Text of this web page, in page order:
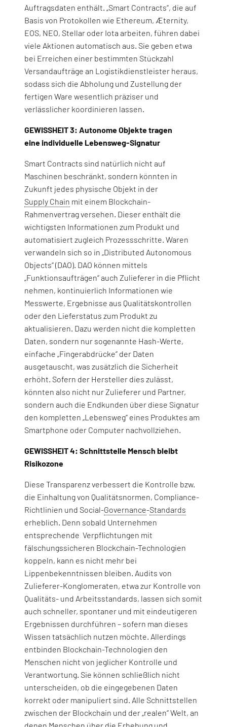
Auftragsdaten enthält. „Smart Contracts“, die auf
Basis von Protokollen wie Ethereum, Æternity,
EOS, NEO, Stellar oder Iota arbeiten, führen dabei
viele Aktionen automatisch aus. Sie geben etwa
bei Erreichen einer bestimmten Stückzahl
Versandaufträge an Logistikdienstleister heraus,
sodass sich die Abholung und Zustellung der
fertigen Ware wesentlich präziser und
verlässlicher koordinieren lassen.
GEWISSHEIT 3: Autonome Objekte tragen
eine individuelle Lebensweg-Signatur
Smart Contracts sind natürlich nicht auf
Maschinen beschränkt, sondern könnten in
Zukunft jedes physische Objekt in der
Supply Chain mit einem Blockchain-
Rahmenvertrag versehen. Dieser enthält die
wichtigsten Informationen zum Produkt und
automatisiert zugleich Prozessschritte. Waren
verwandeln sich so in „Distributed Autonomous
Objects“ (DAO). DAO können mittels
„Funktionsaufträgen“ auch Zulieferer in die Pflicht
nehmen, kontinuierlich Informationen wie
Messwerte, Ergebnisse aus Qualitätskontrollen
oder den Lieferstatus zum Produkt zu
aktualisieren. Dazu werden nicht die kompletten
Daten, sondern nur sogenannte Hash-Werte,
einfache „Fingerabdrücke“ der Daten
ausgetauscht, was zusätzlich die Sicherheit
erhöht. Sofern der Hersteller dies zulässt,
könnten also nicht nur Zulieferer und Partner,
sondern auch die Endkunden über diese Signatur
den kompletten „Lebensweg“ eines Produktes am
Smartphone oder Computer nachvollziehen.
GEWISSHEIT 4: Schnittstelle Mensch bleibt
Risikozone
Diese Transparenz verbessert die Kontrolle bzw.
die Einhaltung von Qualitätsnormen, Compliance-
Richtlinien und Social-Governance-Standards
erheblich. Denn sobald Unternehmen
entsprechende Verpflichtungen mit
fälschungssicheren Blockchain-Technologien
koppeln, kann es nicht mehr bei
Lippenbekenntnissen bleiben. Audits von
Zulieferer-Konglomeraten, etwa zur Kontrolle von
Qualitäts- und Arbeitsstandards, lassen sich somit
auch schneller, spontaner und mit eindeutigeren
Ergebnissen durchführen – sofern man dieses
Wissen tatsächlich nutzen möchte. Allerdings
entbinden Blockchain-Technologien den
Menschen nicht von jeglicher Kontrolle und
Verantwortung. Sie können schließlich nicht
unterscheiden, ob die eingegebenen Daten
korrekt oder manipuliert sind. Alle Schnittstellen
zwischen der Blockchain und der „realen“ Welt, an